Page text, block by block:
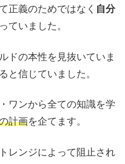
正義のためではなく 自分
ていました。
ドの本性を見抜いていま
と信じていました。
ワンから全ての知識を学
計画を企てます。
レンジによって阻止され